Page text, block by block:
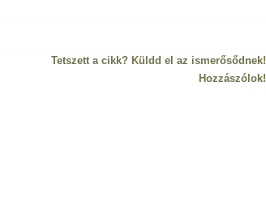
Tetszett a cikk? Küldd el az ismerősődnek!
Hozzászólok!